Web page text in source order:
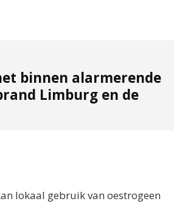
binnen alarmerende
Limburg en de
lokaal gebruik van oestrogeen